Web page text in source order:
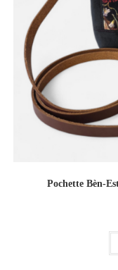
Pochette Bèn-